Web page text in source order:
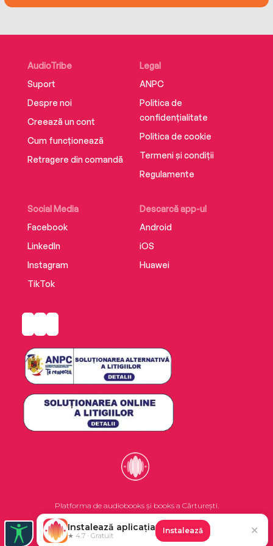
AudioTribe
Suport
Despre noi
Creează un cont
Cum funcționează
Retragere din comandă
Social Media
Facebook
LinkedIn
Instagram
TikTok
Descarcă app-ul
Android
iOS
Huawei
Legal
ANPC
Politica de
confidențialitate
Politica de cookie
Termeni și condiții
Regulamente
Platforma de audiobooks și books a Cărturești.
©2026 Nemo EPG SRL. Toate drepturile rezervate.
Instalează aplicația
★ 4.7 · Gratuit
Instalează ✕